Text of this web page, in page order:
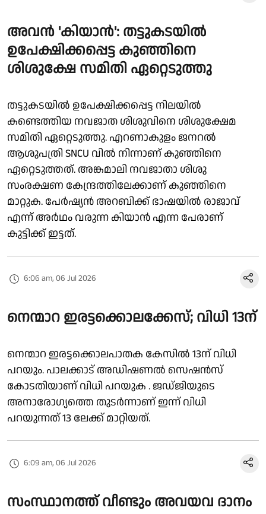
അവൻ 'കിയാൻ': തട്ടുകടയിൽ
ഉപേക്ഷിക്കപ്പെട്ട കുഞ്ഞിനെ
ശിശുക്ഷേ സമിതി ഏറ്റെടുത്തു
തട്ടുകടയിൽ ഉപേക്ഷിക്കപ്പെട്ട നിലയിൽ
കണ്ടെത്തിയ നവജാത ശിശുവിനെ ശിശുക്ഷേമ
സമിതി ഏറ്റെടുത്തു. എറണാകുളം ജനറൽ
ആശുപത്രി SNCU വിൽ നിന്നാണ് കുഞ്ഞിനെ
ഏറ്റെടുത്തത്. അങ്കമാലി നവജാതാ ശിശു
സംരക്ഷണ കേന്ദ്രത്തിലേക്കാണ് കുഞ്ഞിനെ
മാറ്റുക. പേർഷ്യൻ അറബിക്ക് ഭാഷയിൽ രാജാവ്
എന്ന് അർഥം വരുന്ന കിയാൻ എന്ന പേരാണ്
കുട്ടിക്ക് ഇട്ടത്.
6:06 am, 06 Jul 2026
നെന്മാറ ഇരട്ടക്കൊലക്കേസ്; വിധി 13ന്
നെന്മാറ ഇരട്ടക്കൊലപാതക കേസിൽ 13ന് വിധി
പറയും. പാലക്കാട് അഡിഷണൽ സെഷൻസ്
കോടതിയാണ് വിധി പറയുക . ജഡ്ജിയുടെ
അനാരോഗ്യത്തെ തുടർന്നാണ് ഇന്ന് വിധി
പറയുന്നത് 13 ലേക്ക് മാറ്റിയത്.
6:09 am, 06 Jul 2026
സംസ്ഥാനത്ത് വീണ്ടും അവയവ ദാനം